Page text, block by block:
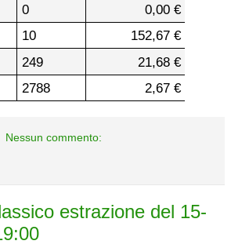
0
0,00 €
10
152,67 €
249
21,68 €
2788 2,67 €
Nessun commento:
estrazione del 15-